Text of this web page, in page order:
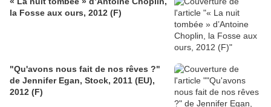
la Fosse aux ours, 2012 (F)
"Qu'avons nous fait de nos rêves ?"
de Jennifer Egan, Stock, 2011 (EU),
2012 (F)